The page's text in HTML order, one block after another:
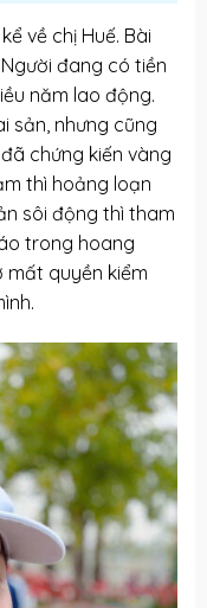
về chị Huế. Bài
đang có tiền
năm lao động.
sản, nhưng cũng
chứng kiến vàng
thì hoảng loạn
sôi động thì tham
trong hoang
mất quyền kiểm